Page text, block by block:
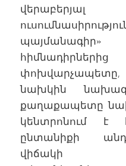
նախկին
քաղաքապետը
կենտրոնում
ընտանիքի
վիճակի